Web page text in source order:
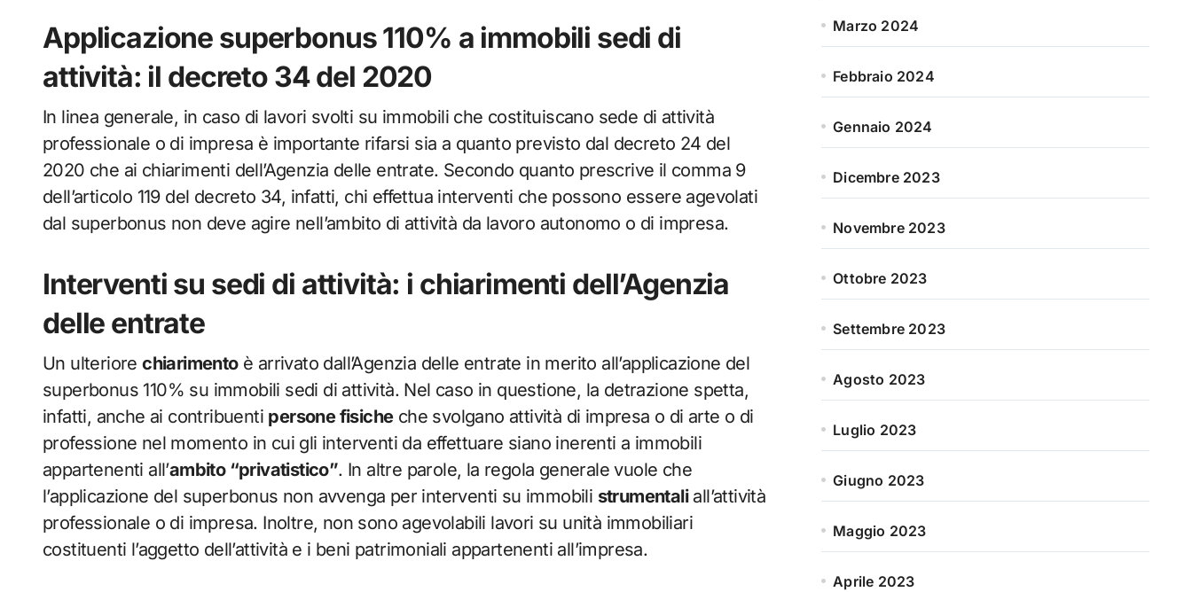
Applicazione superbonus 110% a immobili sedi di
attività: il decreto 34 del 2020
In linea generale, in caso di lavori svolti su immobili che costituiscano sede di attività
professionale o di impresa è importante rifarsi sia a quanto previsto dal decreto 24 del
2020 che ai chiarimenti dell’Agenzia delle entrate. Secondo quanto prescrive il comma 9
dell’articolo 119 del decreto 34, infatti, chi effettua interventi che possono essere agevolati
dal superbonus non deve agire nell’ambito di attività da lavoro autonomo o di impresa.
Interventi su sedi di attività: i chiarimenti dell’Agenzia
delle entrate
Un ulteriorechiarimentoè arrivato dall’Agenzia delle entrate in merito all’applicazione del
superbonus 110% su immobili sedi di attività. Nel caso in questione, la detrazione spetta,
infatti, anche ai contribuenti persone fisicheche svolgano attività di impresa o di arte o di
professione nel momento in cui gli interventi da effettuare siano inerenti a immobili
appartenenti all’ambito “privatistico”. In altre parole, la regola generale vuole che
l’applicazione del superbonus non avvenga per interventi su immobili strumentaliall’attività
professionale o di impresa. Inoltre, non sono agevolabili lavori su unità immobiliari
costituenti l’aggetto dell’attività e i beni patrimoniali appartenenti all’impresa.
Marzo 2024
Febbraio 2024
Gennaio 2024
Dicembre 2023
Novembre 2023
Ottobre 2023
Settembre 2023
Agosto 2023
Luglio 2023
Giugno 2023
Maggio 2023
Aprile 2023